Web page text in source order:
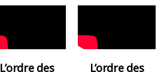
L’ordre des
L’ordre des